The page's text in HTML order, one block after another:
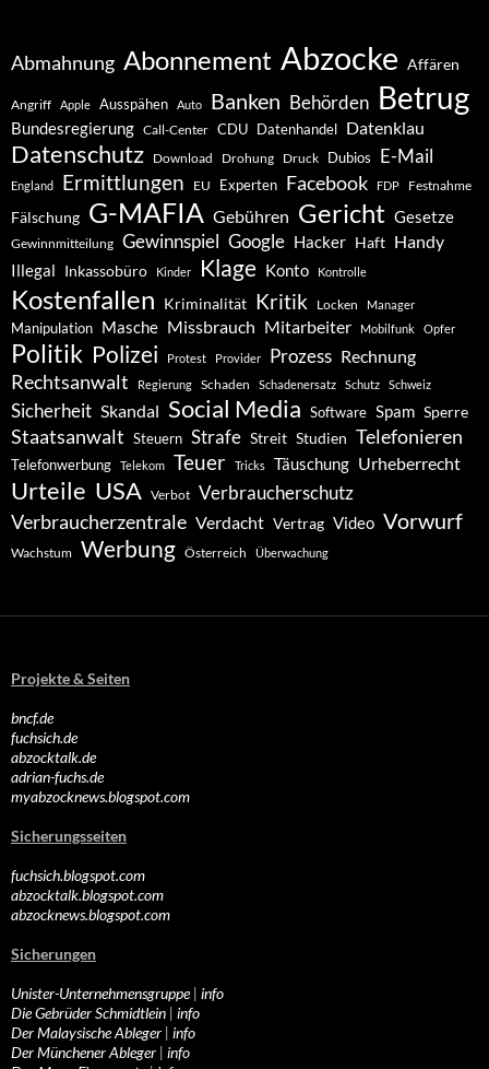
Abmahnung Abonnement Abzocke Affären
Angriff Apple Ausspähen Auto Banken Behörden Betrug
Bundesregierung Call-Center CDU Datenhandel Datenklau
Datenschutz Download Drohung Druck Dubios E-Mail
England Ermittlungen EU Experten Facebook FDP Festnahme
Fälschung G-MAFIA Gebühren Gericht Gesetze
Gewinnmitteilung Gewinnspiel Google Hacker Haft Handy
Illegal Inkassobüro Kinder Klage Konto Kontrolle
Kostenfallen Kriminalität Kritik Locken Manager
Manipulation Masche Missbrauch Mitarbeiter Mobilfunk Opfer
Politik Polizei Protest Provider Prozess Rechnung
Rechtsanwalt Regierung Schaden Schadenersatz Schutz Schweiz
Sicherheit Skandal Social Media Software Spam Sperre
Staatsanwalt Steuern Strafe Streit Studien Telefonieren
Telefonwerbung Telekom Teuer Tricks Täuschung Urheberrecht
Urteile USA Verbot Verbraucherschutz
Verbraucherzentrale Verdacht Vertrag Video Vorwurf
Wachstum Werbung Österreich Überwachung
Projekte & Seiten
bncf.de
fuchsich.de
abzocktalk.de
adrian-fuchs.de
myabzocknews.blogspot.com
Sicherungsseiten
fuchsich.blogspot.com
abzocktalk.blogspot.com
abzocknews.blogspot.com
Sicherungen
Unister-Unternehmensgruppe| info
Die Gebrüder Schmidtlein | info
Der Malaysische Ableger | info
Der Münchener Ableger | info